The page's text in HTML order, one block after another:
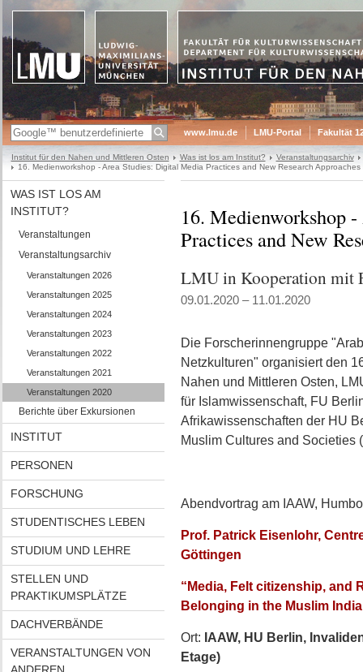
www.lmu.de LMU-Portal Fakultät
Institut für den Nahen und Mittleren Osten Was ist los am Institut?
Veranstaltungsarchiv
16. Medienworkshop - Area Studies: Digital Media Practices and New Research Approaches
WAS IST LOS AM
INSTITUT?
Veranstaltungen
Veranstaltungsarchiv
Veranstaltungen 2026
Veranstaltungen 2025
Veranstaltungen 2024
Veranstaltungen 2023
Veranstaltungen 2022
Veranstaltungen 2021
Veranstaltungen 2020
Berichte über Exkursionen
INSTITUT
PERSONEN
FORSCHUNG
STUDENTISCHES LEBEN
STUDIUM UND LEHRE
STELLEN UND
PRAKTIKUMSPLÄTZE
DACHVERBÄNDE
VERANSTALTUNGEN VON
16. Medienworkshop
Practices and New
LMU in Kooperation mit
09.01.2020 – 11.01.2020
Die Forscherinnengruppe
Netzkulturen" organisiert den
Nahen und Mittleren Osten,
für Islamwissenschaft, FU
Afrikawissenschaften der HU
Muslim Cultures and Societies
Abendvortrag am IAAW,
Prof. Patrick Eisenlohr,
Göttingen
“Media, Felt citizenship, and
Belonging in the Muslim
Ort: IAAW, HU Berlin,
Etage)